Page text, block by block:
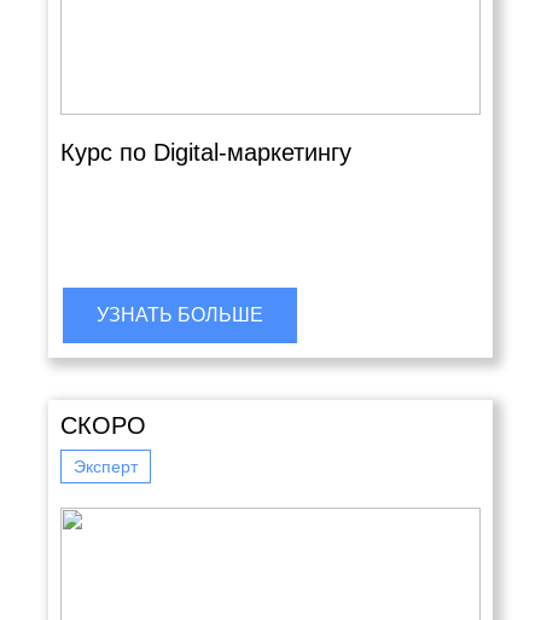
Курс по Digital-маркетингу
УЗНАТЬ БОЛЬШЕ
СКОРО
Эксперт